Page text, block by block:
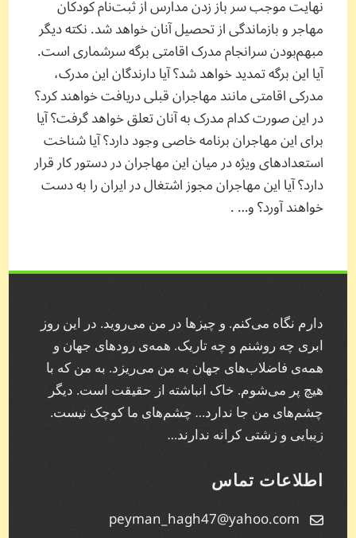
نهایت موجب سر باز زدن مدارس از ثبت‌نام کودکان
مهاجر و بازماندگی از تحصیل آنان خواهد شد. نکته دیگر
مبهم‌بودن سرانجام مدرک اقامتی برگه سرشماری است.
آیا این برگه تمدید خواهد شد؟ آیا دارندگان این مدرک،
مدرکی اقامتی مانند مهاجران قبلی دریافت خواهند کرد؟
در ‌این‌ صورت کدام مدرک به آنان تعلق خواهد گرفت؟ آیا
برای این مهاجران برنامه خاصی وجود دارد؟ آیا شناخت
استعدادهای ویژه در میان این مهاجران در دستور کار قرار
دارد؟ آیا این مهاجران مجوز اشتغال در ایران را به دست
خواهند آورد؟ و… .
دارم نگاه می‌کنم. و چیز‌ها در من می‌روید. در این روز
ابری چه روشنم و چه تاریک. همه‌ی رودهای جهان و
همه‌ی فاضلاب‌های جهان به من می‌ریزد. به من که با
هیچ پر می‌شوم. خاک انباشته از حقیقت است. دیگر
چشم‌های من جا ندارد… چشم‌های ما کوچک نیست.
زیبایی و زشتی کرانه ندارند…
اطلاعات تماس
peyman_hagh47@yahoo.com